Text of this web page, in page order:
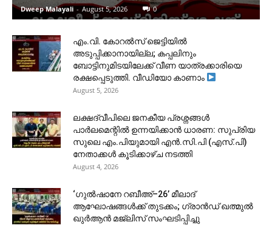
Dweep Malayali - August 5, 2026 0
​എം.വി. കോറൽസ് ജെട്ടിയിൽ
അടുപ്പിക്കാനായില്ല; കപ്പലിനും
ബോട്ടിനുമിടയിലേക്ക് വീണ യാത്രക്കാരിയെ
രക്ഷപ്പെടുത്തി. വീഡിയോ കാണാം
August 5, 2026
ലക്ഷദ്വീപിലെ ജനകീയ പ്രശ്നങ്ങൾ
പാർലമെന്റിൽ ഉന്നയിക്കാൻ ധാരണ: സുപ്രിയ
സുലെ എം.പിയുമായി എൻ.സി.പി (എസ്.പി)
നേതാക്കൾ കൂടിക്കാഴ്ച നടത്തി
August 4, 2026
‘ഗുൽഷാനേ റബീഅ്–26’ മീലാദ്
ആഘോഷങ്ങൾക്ക് തുടക്കം; ഗ്രാൻഡ് ഖത്മുൽ
ഖുർആൻ മജ്‌ലിസ് സംഘടിപ്പിച്ചു